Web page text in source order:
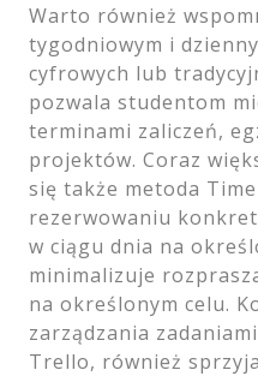
Warto również
tygodniowym i
cyfrowych lub
pozwala studentom
terminami zaliczeń,
projektów. Coraz
się także metoda
rezerwowaniu
w ciągu dnia na
minimalizuje
na określonym celu.
zarządzania
Trello, również